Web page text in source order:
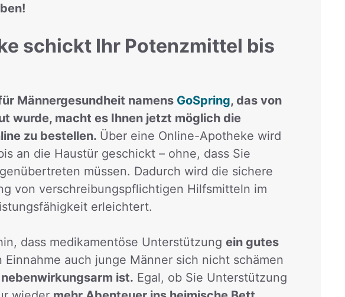
schickt Ihr Potenzmittel bis
Männergesundheit namens GoSpring, das von
wurde, macht es Ihnen jetzt möglich die
zu bestellen. Über eine Online-Apotheke wird
an die Haustür geschickt – ohne, dass Sie
müssen. Dadurch wird die sichere
von verschreibungspflichtigen Hilfsmitteln im
erleichtert.
dass medikamentöse Unterstützung ein gutes
Einnahme auch junge Männer sich nicht schämen
ist. Egal, ob Sie Unterstützung